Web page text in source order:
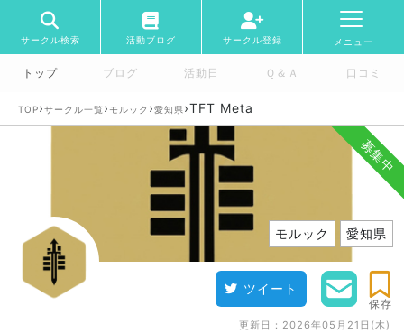
サークル検索 活動ブログ サークル登録 メニュー
トップ ブログ 活動日 Ｑ＆Ａ 口コミ
TOP›サークル一覧 ›モルック ›愛知県›TFT Meta
募集中
モルック 愛知県
ツイート
保存
更新日： 2026年05月21日(木)